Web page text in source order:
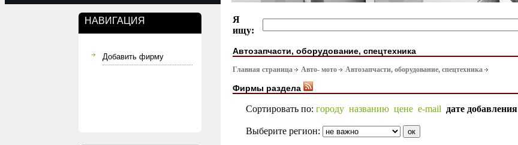
НАВИГАЦИЯ
Добавить фирму
Я
ищу:
Автозапчасти, оборудование, спецтехника
Главная страница Авто- мото Автозапчасти, оборудование, спецтехника
Фирмы раздела
Сортировать по: городу названию цене e-mail дате добавления
Выберите регион: